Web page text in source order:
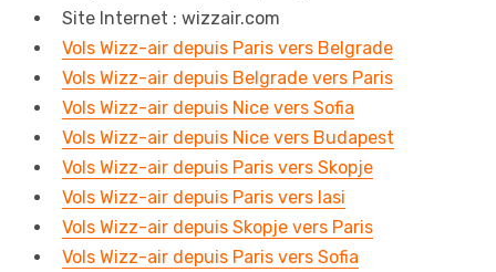
Site Internet : wizzair.com
Vols Wizz-air depuis Paris vers Belgrade
Vols Wizz-air depuis Belgrade vers Paris
Vols Wizz-air depuis Nice vers Sofia
Vols Wizz-air depuis Nice vers Budapest
Vols Wizz-air depuis Paris vers Skopje
Vols Wizz-air depuis Paris vers Iasi
Vols Wizz-air depuis Skopje vers Paris
Vols Wizz-air depuis Paris vers Sofia